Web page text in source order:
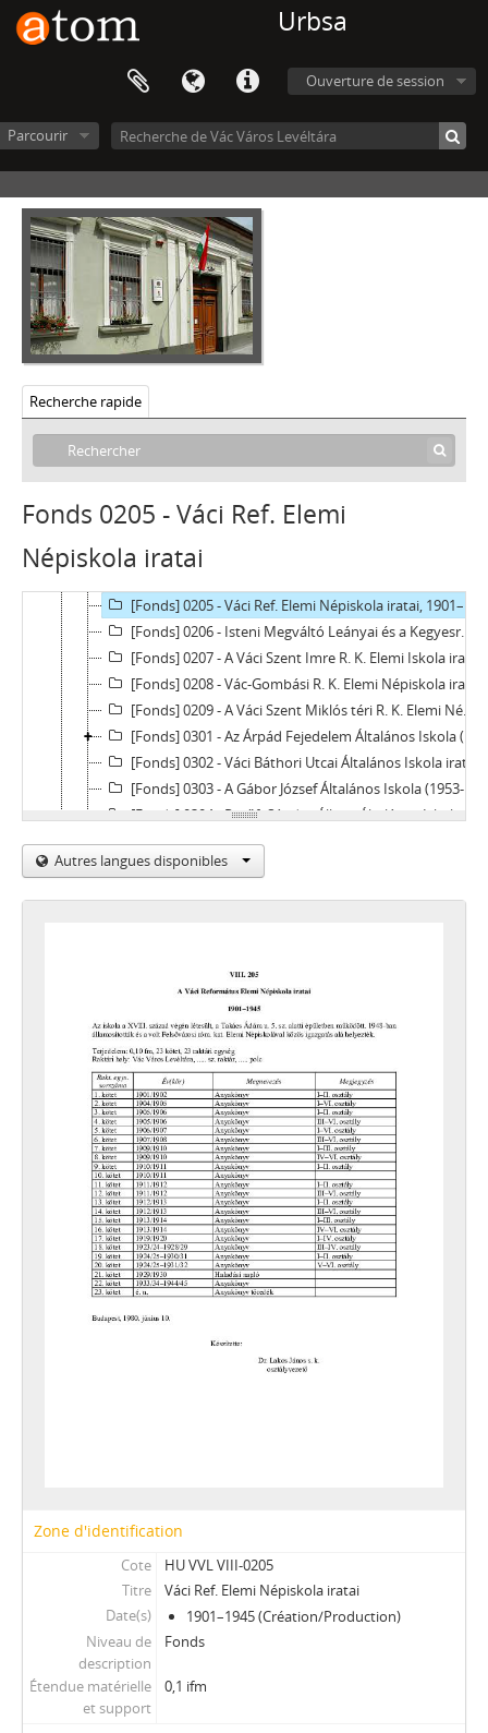
Urbsa
Ouverture de session
Parcourir
Recherche rapide
Fonds 0205 - Váci Ref. Elemi
Népiskola iratai
Vác Város Levéltára, 1612 - 2016
V - MEZŐVÁROSOK, RENDEZETT TANÁCSÚ VÁROSOK, KÖZSÉGEK, 1612–1952
VIII - TANINTÉZETEK, INTÉZMÉNYEK, 1773–2006
[Fonds] 0051 - Kegyes Tanítórend Váci Gimnáziumának iratai, 1773–1948
[Fonds] 0052 - Váci Madách Imre (1951-ig Váci Állami, 1989-ig Sztáron Sándor) Gimnázium iratai, 1945 - 1974
[Fonds] 0061 - Váci Karolina R. K. Kereskedelmi Leány Középiskola (1941-ig Váci R. K. Négyévfolyamú Női Felső Kereskedelmi Iskola) iratai, 1937–1948
[Fonds] 0062 - Kereskedelmi Szakközépiskola, Kereskedelmi és Vendéglátóipari Szakmunkásképző Iskola (1965-ig Pest Megyei Tanács V. B. 2. sz. Kereskedelmi Tanulóiskolája, 1987-ig Vendéglátóipari Szakmunkásképző Iskola) Vác iratai, 1955–1994
[Fonds] 0063 - I. Géza Király Közgazdasági Szakközépiskola (1948-tól Közgazd. Gimn., 1952-től Közgazd. Középisk., 1954-től Áll. Közgazd. Techn., 1964-től Közgazd. Szakisk., Gép- és Gyorsíróisk., 1987-től Friss István Közgazd. Szki.) és Karacs Teréz Kollégium, Vác ir., 1948 –2004
[Fonds] 0064 - Táncsics Mihály Mezőgazdasági Szakközépiskola és Szakmunkásképző Intézet, Gyakorló Iskola (1976-ig Táncsics Mihály Mezőgazdasági Technikum és Szakközépiskola), Vác iratai, 1967-1981
[Fonds] 0065 - Boronkay György Műszaki Középiskola, Gimnázium és Kollégium, Vác iratai, 1948–1990
[Fonds] 0201 - Váci Nyilvános Főelemi Tanoda iratai, 1862–1869
[Fonds] 0202 - Vác-Alsóvárosi R. K. Elemi Népiskola iratai, 1898–1946
[Fonds] 0203 - Váci Ev. Elemi Népiskola iratai, 1937–1948
[Fonds] 0205 - Váci Ref. Elemi Népiskola iratai, 1901–1945
[Fonds] 0206 - Isteni Megváltó Leányai és a Kegyesrendiek Vezetése Alatt Álló Kalazanci Szent József Általános Iskola (1946-ig Isteni Megváltó Leányai R. K. Magyar-német Magán Elemi Iskola) iratai, 1934–1948
[Fonds] 0207 - A Váci Szent Imre R. K. Elemi Iskola iratai, 1939–1948
[Fonds] 0208 - Vác-Gombási R. K. Elemi Népiskola iratai, 1930–1941
[Fonds] 0209 - A Váci Szent Miklós téri R. K. Elemi Népiskola iratai, 1920–1923
[Fonds] 0301 - Az Árpád Fejedelem Általános Iskola (1969-ig Váci Köztársaság Úti Állami Általános Iskola, 1973-ig Váci Árpád Úti Általános Iskola, 1989-ig Árpád Úti Általános Iskola) iratai, 1948–1995
[Fonds] 0302 - Váci Báthori Utcai Általános Iskola iratai, 1948 - 1970
[Fonds] 0303 - A Gábor József Általános Iskola (1953-ig Váci Állami Általános Fiúiskola, 1965-ig Ilona Utcai Általános Iskola, 1975-ig Gábor József Utcai Általános Iskola) iratai, 1946–1980
[Fonds] 0304 - Petőfi Sándor Állami Általános Iskola (1930-ig Vác-Deákvári Állami Általános Iskola, 1948-ig Deákvári Állami Általános Iskola), Vác iratai, 1922–1956
[Fonds] 0305 - Vác-Gombási Állami Általános Iskola, 1948–1951
[Fonds] 0306 - Hámán Kató Általános Iskola iratai, 1948–1990
[Fonds] 0404 - MTH Váci 204. sz. Ipari Tanulóintézetének (1948/49-ben Váci Állami Öntőipari Iskola, 1949/50-ben Kilián György Állami Öntőipariskola, 1950/51-ben MTH 15. sz. Tanműhely, 1951/52-ben MTH 3. sz. Ipari Tanulóintézet) iratai, 1945–1974
[Fonds] 0405 - MTH Váci 233. sz. Iparostanuló Iskolájának iratai, 1949–1953
[Fonds] 0406 - MTH Váci 257. sz. Iparostanuló Iskolájának iratai, 1948–1952
[Fonds] 0421 - Bartók Béla Zeneiskola, Vác iratai, 1962–2000
[Fonds] 0601 - Siketek Váci Általános Iskolájának és Nevelőotthonának (1945-ig Siketnémák Váci Kir. Országos Intézetének) iratai, 1802–1996
[Fonds] 0602 - Siketnéma Fiúk Váci (1948-ig H. Nagy Sándor) Állami Foglalkoztató Intézetének iratai, 1920–1967
[Fonds] 0603 - Siketnéma Leányok Váci Állami Foglalkoztató Intézetének iratai, 1934–1951
[Fonds] 0604 - Simon Antal Általános Iskola, Diákotthon és Gyermekotthon (korábban Siketek Kisegítő Iskolája és Nevelőotthona) iratai, 1963 - 1993
[Fonds] 0605 - Általános Iskola és Speciális Szakiskola (1968-ig Állami Gyógypedagógiai Iskola, 1986-ig Kisegítő Iskola, 1991-ig Általános Iskola), Vác iratai, 1961–1993
[Fonds] 0651 - A Vác Városi Tanács V. B. Gazdasági-Műszaki Ellátó Szervezetének (GAMESZ) iratai, 1982–2010
[Fonds] 0701 - Vác Város Levéltárának iratai, 1981–2006
[Fonds] 0702 - A Katona Lajos Városi Könyvtár iratai, 1952–2008
[Fonds] 0703 - Váci Értéktár - Közérdekű Muzeális Gyűjtemény, 2009–2011
[Fonds] 0731 - Madách Imre Művelődési Központ iratai, 1967-1999
[Fonds] 0741 - Hajós Alfréd Ifjúsági Centrum (1958-ig Váci Úttörő Technikai Állomás, 1989-ig Hajós Alfréd Úttörőház) iratai, 1956–1990
[Fonds] 0751 - A Vác Városi Tanács V. B. Családi és Társadalmi Eseményeket Rendező Intézet iratai, 1960–1994
[Fonds] 0951 - Vác Város Sportcsarnokának iratai, 1996–2002
[Fonds] 3651 - Napközi otthonos óvodák iratainak levéltári gyűjteménye, 1972–1995
IX - TESTÜLETEK, 1705–1970
X - EGYESÜLETEK, (TÖMEG)SZERVEZETEK, PÁRTOK, 1821–2002
XI - GAZDASÁGI SZERVEK, 1876–1956
XII - EGYHÁZI SZERVEZETEK, INTÉZMÉNYEK, 1764 –1950
XIII - CSALÁDOK, 1821–2007
Autres langues disponibles
Zone d'identification
Cote
HU VVL VIII-0205
Titre
Váci Ref. Elemi Népiskola iratai
Date(s)
1901–1945 (Création/Production)
Niveau de
description
Fonds
Étendue matérielle
et support
0,1 ifm